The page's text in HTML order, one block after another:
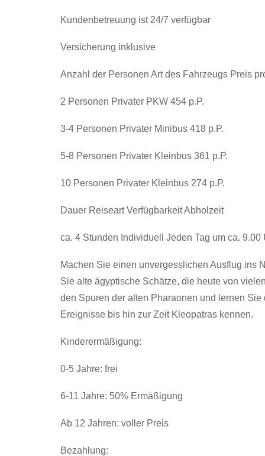
Kundenbetreuung ist 24/7 verfügbar
Versicherung inklusive
Anzahl der Personen Art des Fahrzeugs Preis
2 Personen Privater PKW 454 p.P.
3-4 Personen Privater Minibus 418 p.P.
5-8 Personen Privater Kleinbus 361 p.P.
10 Personen Privater Kleinbus 274 p.P.
Dauer Reiseart Verfügbarkeit Abholzeit
ca. 4 Stunden Individuell Jeden Tag um ca. 9.00
Machen Sie einen unvergesslichen Ausflug ins
Sie alte ägyptische Schätze, die heute von
den Spuren der alten Pharaonen und lernen
Ereignisse bis hin zur Zeit Kleopatras kennen.
Kinderermäßigung:
0-5 Jahre: frei
6-11 Jahre: 50% Ermäßigung
Ab 12 Jahren: voller Preis
Bezahlung: